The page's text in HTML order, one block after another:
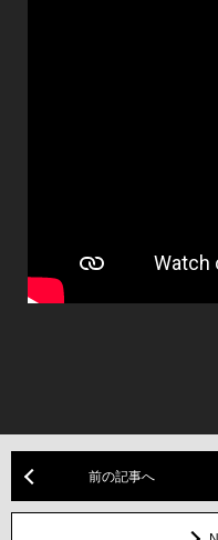
前の記事へ